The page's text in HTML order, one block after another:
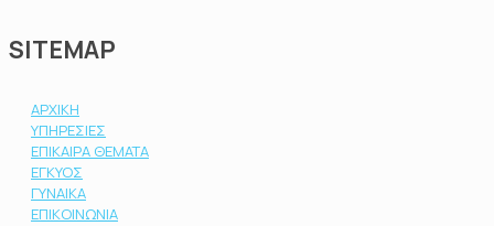
SITEMAP
ΑΡΧΙΚΗ
ΥΠΗΡΕΣΙΕΣ
ΕΠΙΚΑΙΡΑ ΘΕΜΑΤΑ
ΕΓΚΥΟΣ
ΓΥΝΑΙΚΑ
ΕΠΙΚΟΙΝΩΝΙΑ